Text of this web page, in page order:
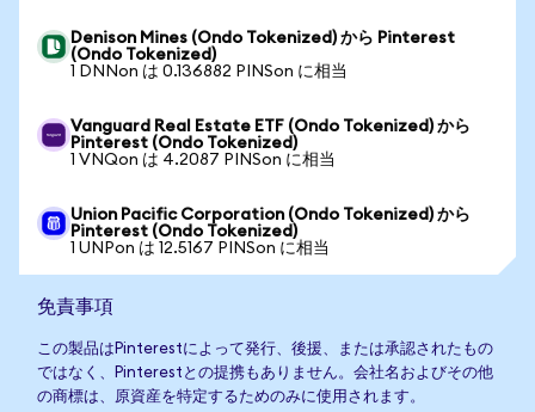
Denison Mines (Ondo Tokenized) から Pinterest
(Ondo Tokenized)
1 DNNon は 0.136882 PINSon に相当
Vanguard Real Estate ETF (Ondo Tokenized) から
Pinterest (Ondo Tokenized)
1 VNQon は 4.2087 PINSon に相当
Union Pacific Corporation (Ondo Tokenized) から
Pinterest (Ondo Tokenized)
1 UNPon は 12.5167 PINSon に相当
免責事項
この製品はPinterestによって発行、後援、または承認されたもの
ではなく、Pinterestとの提携もありません。会社名およびその他
の商標は、原資産を特定するためのみに使用されます。